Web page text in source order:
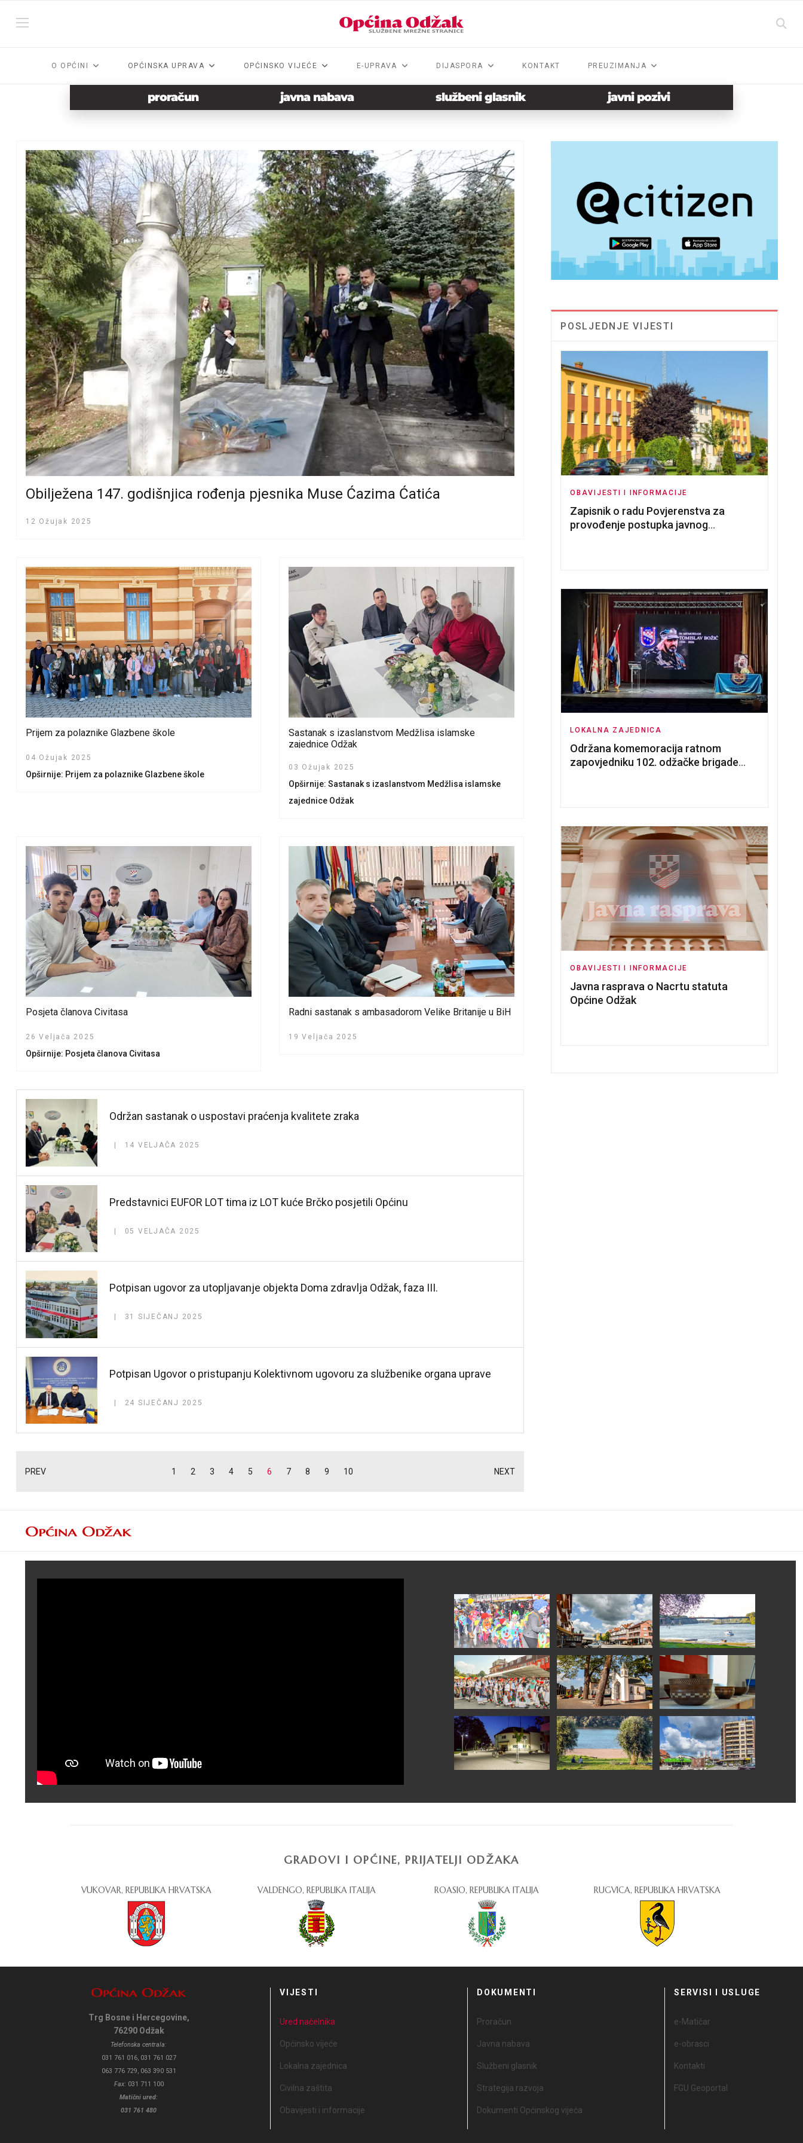
O OPĆINI OPĆINSKA UPRAVA OPĆINSKO VIJEĆE E-UPRAVA DIJASPORA KONTAKT PREUZIMANJA
proračun javna nabava službeni glasnik javni pozivi
Obilježena 147. godišnjica rođenja pjesnika Muse Ćazima Ćatića
12 Ožujak 2025
Prijem za polaznike Glazbene škole
04 Ožujak 2025
Opširnije: Prijem za polaznike Glazbene škole
Sastanak s izaslanstvom Medžlisa islamske
zajednice Odžak
03 Ožujak 2025
Opširnije: Sastanak s izaslanstvom Medžlisa islamske
zajednice Odžak
Posjeta članova Civitasa
26 Veljača 2025
Opširnije: Posjeta članova Civitasa
Radni sastanak s ambasadorom Velike Britanije u BiH
19 Veljača 2025
Održan sastanak o uspostavi praćenja kvalitete zraka
14 VELJAČA 2025
Predstavnici EUFOR LOT tima iz LOT kuće Brčko posjetili Općinu
05 VELJAČA 2025
Potpisan ugovor za utopljavanje objekta Doma zdravlja Odžak, faza III.
31 SIJEČANJ 2025
Potpisan Ugovor o pristupanju Kolektivnom ugovoru za službenike organa uprave
24 SIJEČANJ 2025
PREV 1 2 3 4 5 6 7 8 9 10 NEXT
POSLJEDNJE VIJESTI
OBAVIJESTI I INFORMACIJE
Zapisnik o radu Povjerenstva za
provođenje postupka javnog
LOKALNA ZAJEDNICA
Održana komemoracija ratnom
zapovjedniku 102. odžačke brigade
OBAVIJESTI I INFORMACIJE
Javna rasprava o Nacrtu statuta
Općine Odžak
GRADOVI I OPĆINE, PRIJATELJI ODŽAKA
VUKOVAR, REPUBLIKA HRVATSKA VALDENGO, REPUBLIKA ITALIJA ROASIO, REPUBLIKA ITALIJA RUGVICA, REPUBLIKA HRVATSKA
Trg Bosne i Hercegovine,
76290 Odžak
Telefonska centrala:
031 761 016, 031 761 027
063 776 729, 063 390 531
Fax: 031 711 100
Matični ured:
031 761 480
VIJESTI
Ured načelnika
Općinsko vijeće
Lokalna zajednica
Civilna zaštita
Obavijesti i informacije
DOKUMENTI
Proračun
Javna nabava
Službeni glasnik
Strategija razvoja
Dokumenti Općinskog vijeća
SERVISI I USLUGE
e-Matičar
e-obrasci
Kontakti
FGU Geoportal